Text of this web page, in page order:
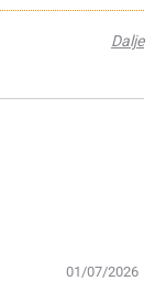
Dalje
01/07/2026